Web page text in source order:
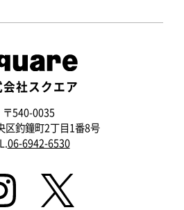
社スクエア
〒540-0035
区釣鐘町2丁目1番8号
06-6942-6530